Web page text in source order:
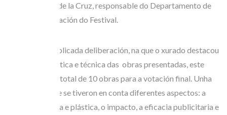
Elisardo de la Cruz, responsable do Departamento de
Comunicación do Festival.
Tras unha complicada deliberación, na que o xurado destacou
a calidade artística e técnica das obras presentadas, este
seleccionou un total de 10 obras para a votación final. Unha
votación na que se tiveron en conta diferentes aspectos: a
calidade gráfica e plástica, o impacto, a eficacia publicitaria e